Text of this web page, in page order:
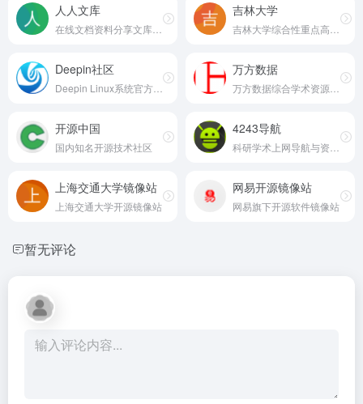
人人文库 吉林大学
Deepin社区 万方数据
开源中国
国内知名开源技术社区
4243导航
上海交通大学镜像站
上海交通大学开源镜像站
网易开源镜像站
网易旗下开源软件镜像站
暂无评论